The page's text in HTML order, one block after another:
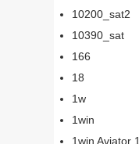
10200_sat2
10390_sat
166
18
1w
1win
1win Aviator